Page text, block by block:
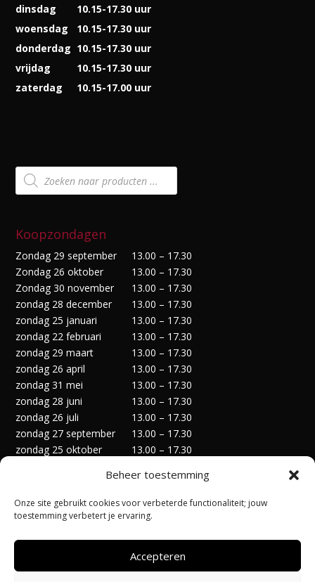
Beheer toestemming
Onze site gebruikt cookies voor verbeterde functionaliteit; jouw
toestemming verbetert je ervaring.
Accepteren
dinsdag
10.15-17.30 uur
woensdag
10.15-17.30 uur
donderdag 10.15-17.30 uur
vrijdag
10.15-17.30 uur
zaterdag
10.15-17.00 uur
Producten
zoeken
Koopzondagen
Zondag 29 september
13.00 – 17.30
Zondag 26 oktober
13.00 – 17.30
Zondag 30 november
13.00 – 17.30
zondag 28 december
13.00 – 17.30
zondag 25 januari
13.00 – 17.30
zondag 22 februari
13.00 – 17.30
zondag 29 maart
13.00 – 17.30
zondag 26 april
13.00 – 17.30
zondag 31 mei
13.00 – 17.30
zondag 28 juni
13.00 – 17.30
zondag 26 juli
13.00 – 17.30
zondag 27 september
13.00 – 17.30
zondag 25 oktober
13.00 – 17.30
zondag 27 december
13.00 – 17.30
Privacyverklaring Algemene Voorwaarden